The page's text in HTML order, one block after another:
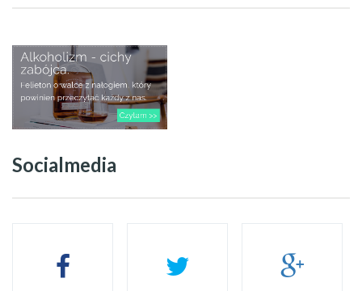
Socialmedia